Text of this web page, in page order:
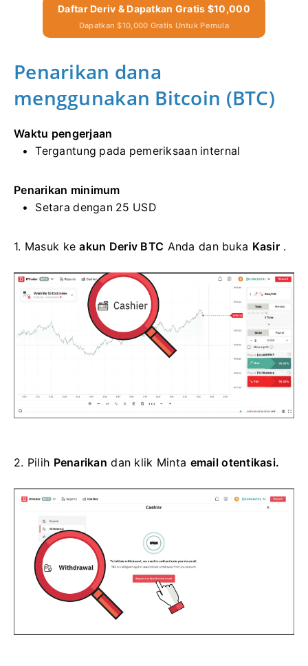
Daftar Deriv & Dapatkan Gratis $10,000
Dapatkan $10,000 Gratis Untuk Pemula
Penarikan dana
menggunakan Bitcoin (BTC)
Waktu pengerjaan
Tergantung pada pemeriksaan internal
Penarikan minimum
Setara dengan 25 USD
1. Masuk keakun Deriv BTC Anda dan buka Kasir.
2. Pilih Penarikan dan klik Minta email otentikasi.